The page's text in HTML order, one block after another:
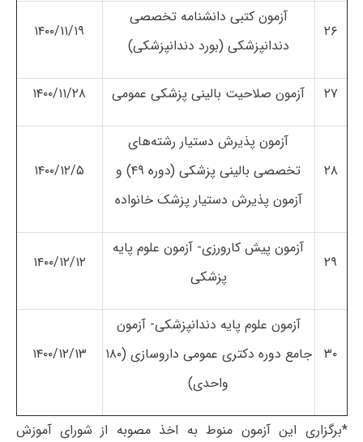
۲۶
آزمون کتبی دانشنامه تخصصی
دندانپزشکی (بورد دندانپزشکی)
۱۴۰۰/۱۱/۱۹
۲۷ آزمون صلاحیت بالینی پزشکی عمومی ۱۴۰۰/۱۱/۲۸
۲۸
آزمون پذیرش دستیار رشته‌های
تخصصی بالینی پزشکی (دوره ۴۹) و
آزمون پذیرش دستیار پزشک خانواده
۱۴۰۰/۱۲/۵
۲۹
آزمون پیش کارورزی- آزمون علوم پایه
پزشکی
۱۴۰۰/۱۲/۱۲
۳۰
آزمون علوم پایه دندانپزشکی- آزمون
جامع دوره دکتری عمومی داروسازی (۱۸۰
واحدی)
۱۴۰۰/۱۲/۱۳
*برگزاری این آزمون منوط به اخذ مصوبه از شورای آموزش